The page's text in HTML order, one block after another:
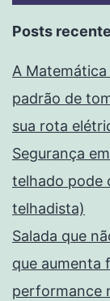
Posts
A
padrão de
sua rota
Segurança
telhado pode
telhadista)
Salada que
que aumenta
performance